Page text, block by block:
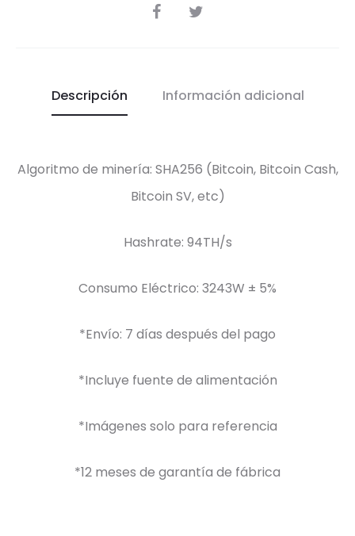
SHARE
Descripción Información adicional
Algoritmo de minería: SHA256 (Bitcoin, Bitcoin Cash,
Bitcoin SV, etc)
Hashrate: 94TH/s
Consumo Eléctrico: 3243W ± 5%
*Envío: 7 días después del pago
*Incluye fuente de alimentación
*Imágenes solo para referencia
*12 meses de garantía de fábrica